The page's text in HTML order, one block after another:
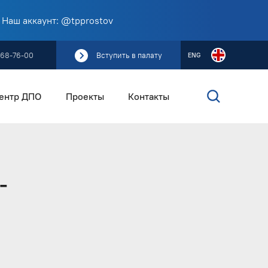
аккаунт: @tpprostov
76-00 Вступить в палату ENG
ДПО Проекты Контакты